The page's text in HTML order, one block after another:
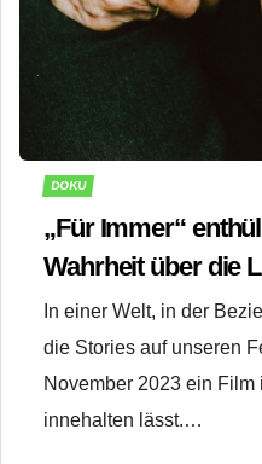
DOKU
„Für Immer“
Wahrheit über die
In einer Welt, in der
die Stories auf unseren
November 2023 ein
innehalten lässt.…